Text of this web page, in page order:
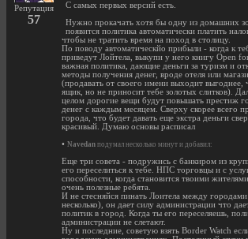
Репутация
57
С самых первых версий есть.
Нужно прокачать хотя бы одну из домашних
появится политика автоматически платить
чтобы не тратить время на поход в столицу.
По поводу автоматическйо прибыли - когда к
приведут Лойтела, выкупи у него книгу Open
важная политика, дающие деньги за туризм и
методы получения денег, вроде отеля или
(продавать от своего имени выходит выгоднее,
ящик, но не приносит тебе золотых слитков).
целом дорогие вещи будут повышать престиж
денег с каждым месяцем. Сверху скорее всего
города, что будет давать еще экстра деньги
красивый. Думаю основы расписал
• Navedan подумал несколько минут и добавил:
Еще три совета - подружись с банкиром из
его переселиться к тебе. НПС торговцы и с
способности, когда становится твоими
очень полезные ребята.
И не стесняйся пинать Лоитела между городами
несколько), он дает силу администрации что
политик в город. Когда ты его переселяешь,
администрации не слетают.
Ну и последние, советую взять Border Watch